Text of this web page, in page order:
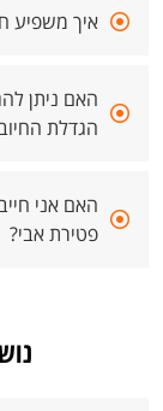
איך משפיע
האם ניתן
הגדלת
האם אני
פטירת אבי?